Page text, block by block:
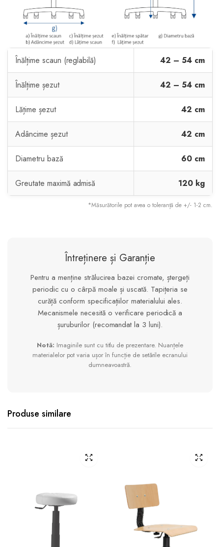
Înălțime scaun (reglabilă) 42 – 54 cm
Înălțime șezut 42 – 54 cm
Lățime șezut 42 cm
Adâncime șezut 42 cm
Diametru bază 60 cm
Greutate maximă admisă 120 kg
*Măsurătorile pot avea o toleranță de +/- 1-2 cm.
Întreținere și Garanție
Pentru a menține strălucirea bazei cromate, ștergeți
periodic cu o cârpă moale și uscată. Tapițeria se
curăță conform specificațiilor materialului ales.
Mecanismele necesită o verificare periodică a
șuruburilor (recomandat la 3 luni).
Notă: Imaginile sunt cu titlu de prezentare. Nuanțele
materialelor pot varia ușor în funcție de setările ecranului
dumneavoastră.
Produse similare